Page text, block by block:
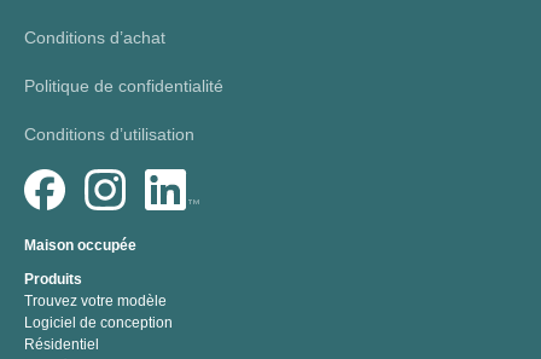
Conditions d’achat
Politique de confidentialité
Conditions d’utilisation
Maison occupée
Produits
Trouvez votre modèle
Logiciel de conception
Résidentiel